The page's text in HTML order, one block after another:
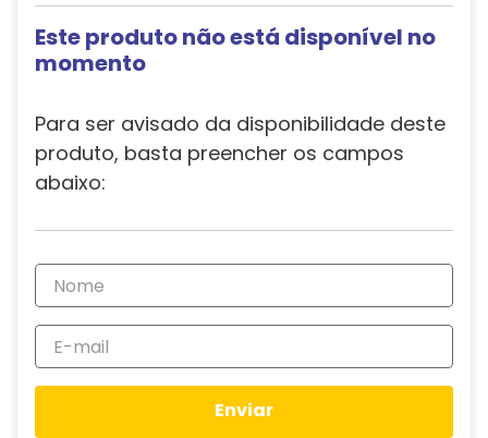
Este produto não está disponível no
momento
Para ser avisado da disponibilidade deste
produto, basta preencher os campos
abaixo:
Enviar